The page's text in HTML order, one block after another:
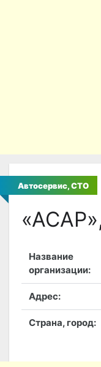
Автосервис, СТО
Название
организации:
Адрес:
Страна, город: